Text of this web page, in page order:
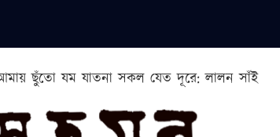
ছুঁতো যম যাতনা সকল যেত দূরে: লালন সাঁই